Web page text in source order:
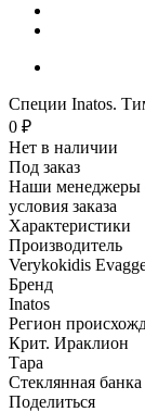
Специи Inatos.
0 ₽
Нет в наличии
Под заказ
Наши менеджеры
условия заказа
Характеристики
Производитель
Verykokidis
Бренд
Inatos
Регион
Крит. Ираклион
Тара
Стеклянная банка
Поделиться